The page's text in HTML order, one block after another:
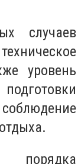
случаев
уровень